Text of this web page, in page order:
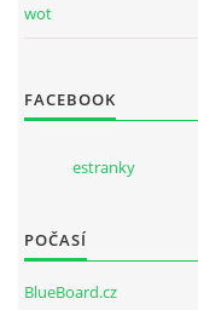
wot
FACEBOOK
estranky
POČASÍ
BlueBoard.cz